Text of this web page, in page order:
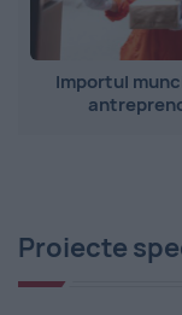
Importul
Proiecte